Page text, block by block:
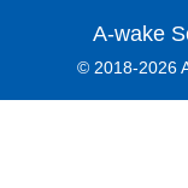
A-wake
© 2018-2026